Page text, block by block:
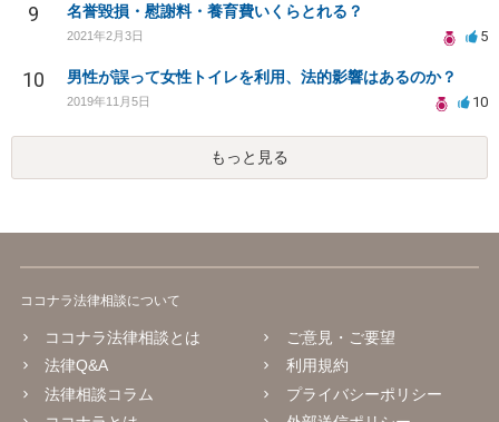
9 名誉毀損・慰謝料・養育費いくらとれる？
2021年2月3日 5
10 男性が誤って女性トイレを利用、法的影響はあるのか？
2019年11月5日 10
もっと見る
ココナラ法律相談について
ココナラ法律相談とは
法律Q&A
法律相談コラム
ご意見・ご要望
利用規約
プライバシーポリシー